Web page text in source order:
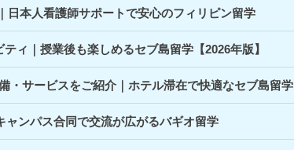
本人看護師サポートで安心のフィリピン留学
ィ｜授業後も楽しめるセブ島留学【2026年版】
・サービスをご紹介｜ホテル滞在で快適なセブ島留学
ンパス合同で交流が広がるバギオ留学